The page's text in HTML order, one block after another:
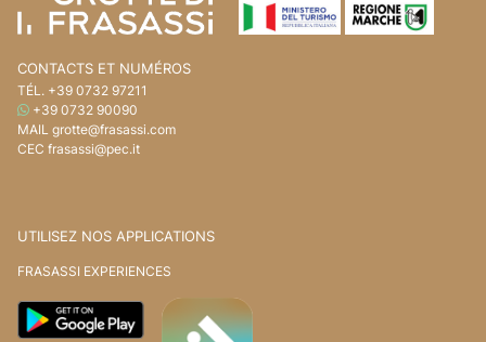
CONTACTS ET NUMÉROS
TÉL. +39 0732 97211
WHATSAPP
+39 0732 90090
MAIL grotte@frasassi.com
CEC frasassi@pec.it
UTILISEZ NOS APPLICATIONS
FRASASSI EXPERIENCES